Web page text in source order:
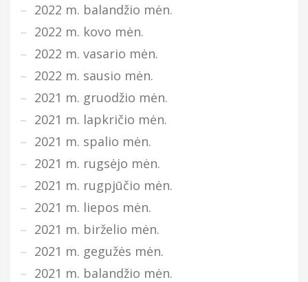
2022 m. balandžio mėn.
2022 m. kovo mėn.
2022 m. vasario mėn.
2022 m. sausio mėn.
2021 m. gruodžio mėn.
2021 m. lapkričio mėn.
2021 m. spalio mėn.
2021 m. rugsėjo mėn.
2021 m. rugpjūčio mėn.
2021 m. liepos mėn.
2021 m. birželio mėn.
2021 m. gegužės mėn.
2021 m. balandžio mėn.